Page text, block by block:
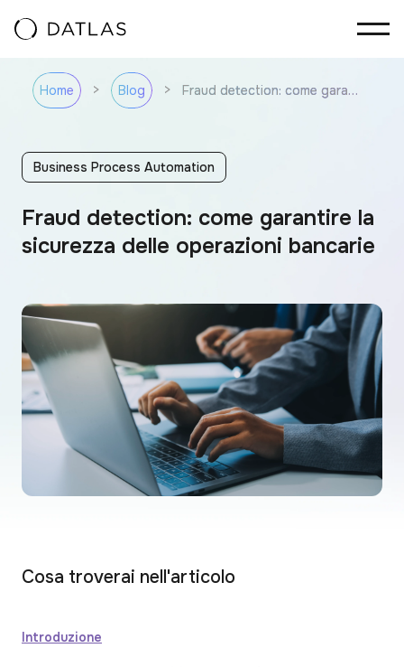
Home > Blog > Fraud detection: come garantire la sicurezza delle operazioni bancarie
Business Process Automation
Fraud detection: come garantire la
sicurezza delle operazioni bancarie
Cosa troverai nell'articolo
Introduzione